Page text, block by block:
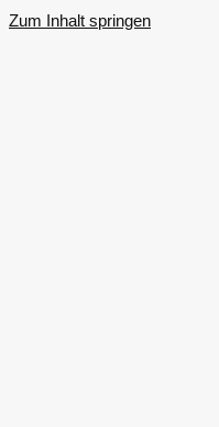
Zum Inhalt springen